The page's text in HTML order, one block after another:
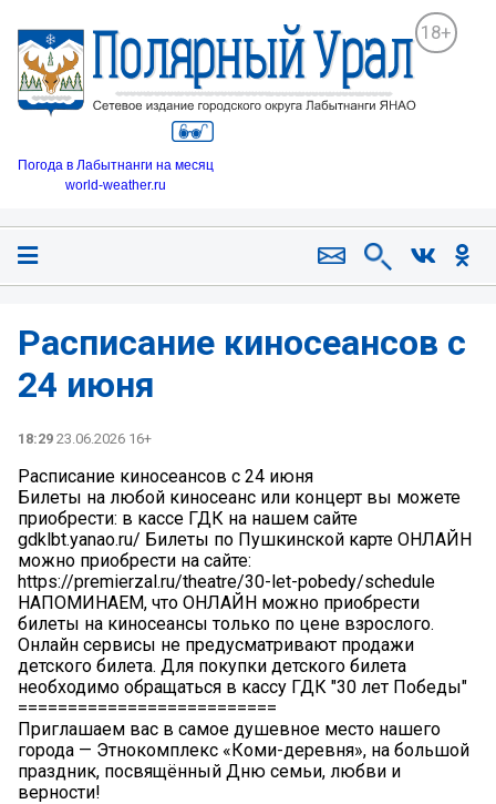
18+
Погода в Лабытнанги на месяц
world-weather.ru
Расписание киносеансов с
24 июня
18:29 23.06.2026 16+
Расписание киносеансов с 24 июня
Билеты на любой киносеанс или концерт вы можете
приобрести: в кассе ГДК на нашем сайте
gdklbt.yanao.ru/ Билеты по Пушкинской карте ОНЛАЙН
можно приобрести на сайте:
https://premierzal.ru/theatre/30-let-pobedy/schedule
НАПОМИНАЕМ, что ОНЛАЙН можно приобрести
билеты на киносеансы только по цене взрослого.
Онлайн сервисы не предусматривают продажи
детского билета. Для покупки детского билета
необходимо обращаться в кассу ГДК "30 лет Победы"
==========================
Приглашаем вас в самое душевное место нашего
города — Этнокомплекс «Коми-деревня», на большой
праздник, посвящённый Дню семьи, любви и
верности!